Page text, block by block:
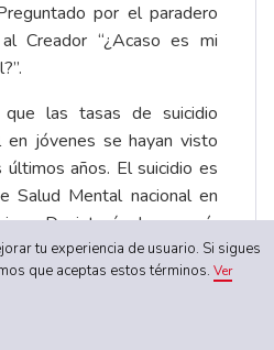
por el paradero
Creador “¿Acaso es mi
las tasas de suicidio
en jóvenes se hayan visto
años. El suicidio es
Salud Mental nacional en
De interés, la mayoría
en edades
20 y 24 años (14,60%),
25 a 29 años (11,80%)
para 2017, los hombres
tu experiencia de usuario. Si sigues
que aceptas estos términos.Ver